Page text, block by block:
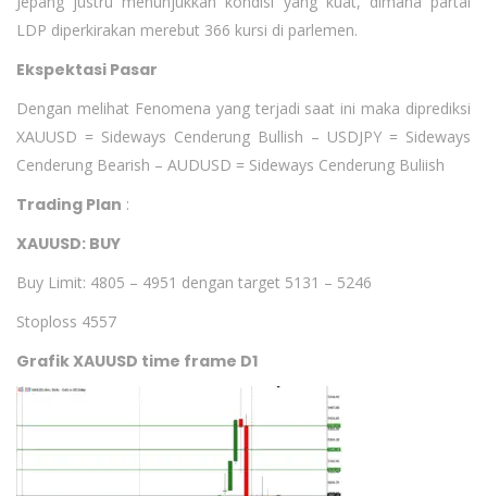
LDP diperkirakan merebut 366 kursi di parlemen.
Ekspektasi Pasar
Dengan melihat Fenomena yang terjadi saat ini maka diprediksi
XAUUSD = Sideways Cenderung Bullish – USDJPY = Sideways
Cenderung Bearish – AUDUSD = Sideways Cenderung Buliish
Trading Plan :
XAUUSD: BUY
Buy Limit: 4805 – 4951 dengan target 5131 – 5246
Stoploss 4557
Grafik XAUUSD time frame D1